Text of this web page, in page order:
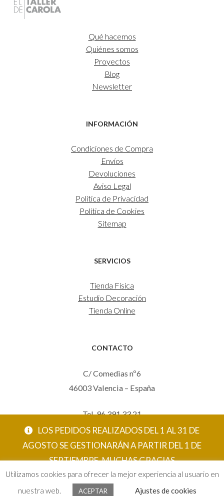
LOS PEDIDOS REALIZADOS DEL 1 AL 31 DE
AGOSTO SE GESTIONARÁN A PARTIR DEL 1 DE
SEPTIEMBRE. MUCHAS GRACIAS
ACEPTAR
Qué hacemos
Quiénes somos
Proyectos
Blog
Newsletter
INFORMACIÓN
Condiciones de Compra
Envíos
Devoluciones
Aviso Legal
Política de Privacidad
Política de Cookies
Sitemap
SERVICIOS
Tienda Física
Estudio Decoración
Tienda Online
CONTACTO
C/ Comedias nº6
46003 Valencia – España
Tel. 96 391 33 21
Mov. 620 123 461
carola@eltallerdecarola.com
Utilizamos cookies para ofrecer la mejor experiencia al usuario en
nuestra web.
ACEPTAR Ajustes de cookies